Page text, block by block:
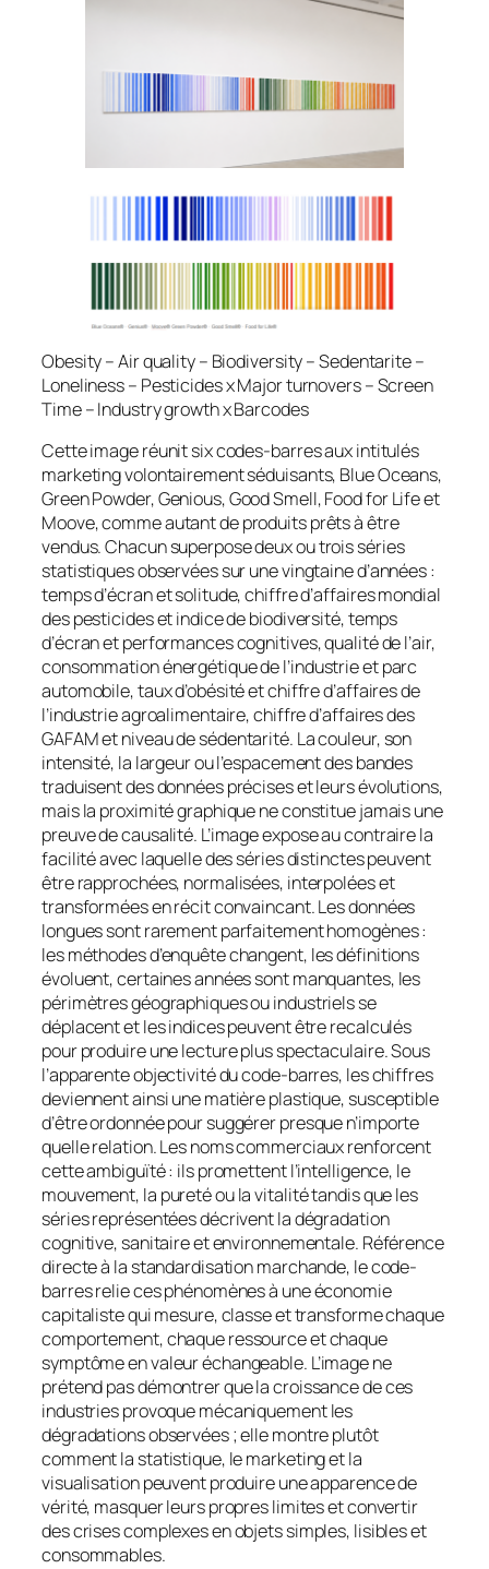
Obesity – Air quality – Biodiversity – Sedentarite –
Loneliness – Pesticides x Major turnovers – Screen
Time – Industry growth x Barcodes
Cette image réunit six codes-barres aux intitulés
marketing volontairement séduisants, Blue Oceans,
Green Powder, Genious, Good Smell, Food for Life et
Moove, comme autant de produits prêts à être
vendus. Chacun superpose deux ou trois séries
statistiques observées sur une vingtaine d’années :
temps d’écran et solitude, chiffre d’affaires mondial
des pesticides et indice de biodiversité, temps
d’écran et performances cognitives, qualité de l’air,
consommation énergétique de l’industrie et parc
automobile, taux d’obésité et chiffre d’affaires de
l’industrie agroalimentaire, chiffre d’affaires des
GAFAM et niveau de sédentarité. La couleur, son
intensité, la largeur ou l’espacement des bandes
traduisent des données précises et leurs évolutions,
mais la proximité graphique ne constitue jamais une
preuve de causalité. L’image expose au contraire la
facilité avec laquelle des séries distinctes peuvent
être rapprochées, normalisées, interpolées et
transformées en récit convaincant. Les données
longues sont rarement parfaitement homogènes :
les méthodes d’enquête changent, les définitions
évoluent, certaines années sont manquantes, les
périmètres géographiques ou industriels se
déplacent et les indices peuvent être recalculés
pour produire une lecture plus spectaculaire. Sous
l’apparente objectivité du code-barres, les chiffres
deviennent ainsi une matière plastique, susceptible
d’être ordonnée pour suggérer presque n’importe
quelle relation. Les noms commerciaux renforcent
cette ambiguïté : ils promettent l’intelligence, le
mouvement, la pureté ou la vitalité tandis que les
séries représentées décrivent la dégradation
cognitive, sanitaire et environnementale. Référence
directe à la standardisation marchande, le code-
barres relie ces phénomènes à une économie
capitaliste qui mesure, classe et transforme chaque
comportement, chaque ressource et chaque
symptôme en valeur échangeable. L’image ne
prétend pas démontrer que la croissance de ces
industries provoque mécaniquement les
dégradations observées ; elle montre plutôt
comment la statistique, le marketing et la
visualisation peuvent produire une apparence de
vérité, masquer leurs propres limites et convertir
des crises complexes en objets simples, lisibles et
consommables.